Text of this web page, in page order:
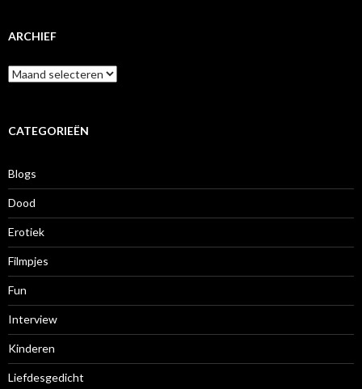
ARCHIEF
A
r
iCATEGORIEËN
Blogs
Dood
Erotiek
Filmpjes
Fun
Interview
Kinderen
Liefdesgedicht